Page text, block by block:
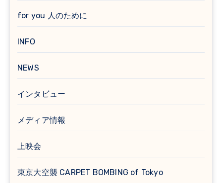
for you 人のために
INFO
NEWS
インタビュー
メディア情報
上映会
東京大空襲 CARPET BOMBING of Tokyo